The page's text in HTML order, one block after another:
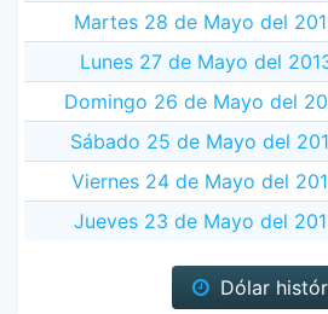
Martes 28 de Mayo del
Lunes 27 de Mayo del
Domingo 26 de Mayo del
Sábado 25 de Mayo del
Viernes 24 de Mayo del
Jueves 23 de Mayo del
Dólar